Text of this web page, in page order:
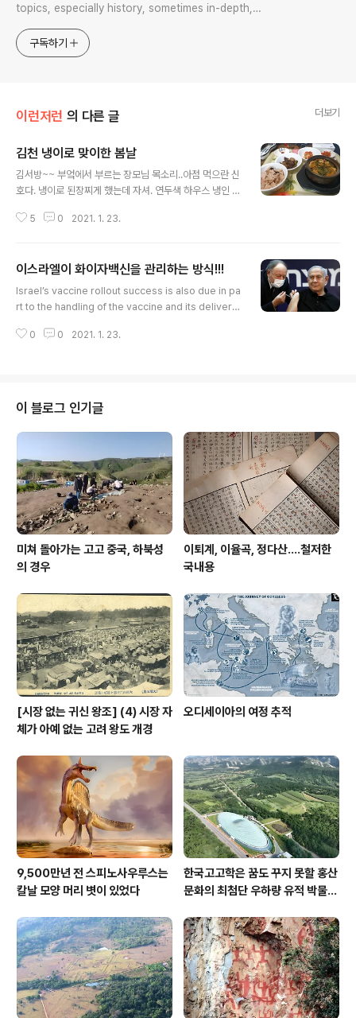
topics, especially history, sometimes in-depth,
approach will be to resist any common sense or
generalized viewpoint
구독하기
이런저런 의 다른 글 더보기
김천 냉이로 맞이한 봄날
김서방~~ 부엌에서 부르는 장모님 목소리..아점 먹으란 신
호다. 냉이로 된장찌게 했는데 자셔. 연두색 하우스 냉인 안
건데? 오잉? 살핀다. 김천 거 맞다. 그람 무 주야지. 뇐네가
나 냉이를 보낸다. 올해 봄도 어김없이 냉이로 맞는다.
5 0 2021. 1. 23.
이스라엘이 화이자백신을 관리하는 방식!!!
Israel’s vaccine rollout success is also due in pa
rt to the handling of the vaccine and its delivery
e stored the vaccine doses underground near I
epack doses from large, ultra-frozen pallets int
o insulated..
0 0 2021. 1. 23.
이 블로그 인기글
미쳐 돌아가는 고고 중국, 하북성
의 경우
이퇴계, 이율곡, 정다산....철저한
국내용
[시장 없는 귀신 왕조] (4) 시장 자
체가 아예 없는 고려 왕도 개경
오디세이아의 여정 추적
9,500만년 전 스피노사우루스는
칼날 모양 머리 볏이 있었다
한국고고학은 꿈도 꾸지 못할 홍산
문화의 최첨단 우하량 유적 박물관